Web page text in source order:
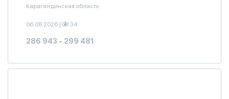
Карагандинская область
06.08.2026 | 34
286 943 - 299 481